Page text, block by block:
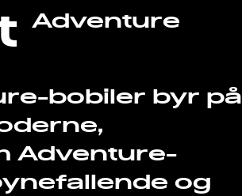
Adventure
bobiler byr på
Adventure-
og